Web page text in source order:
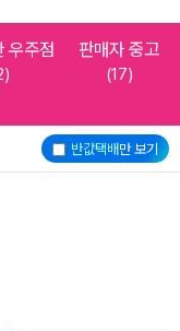
우주점 판매자 중고
(17)
반값택배만 보기